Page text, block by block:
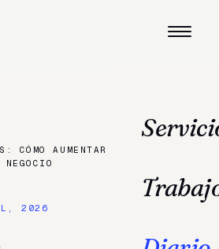
CÓMO AUMENTAR LA
2026